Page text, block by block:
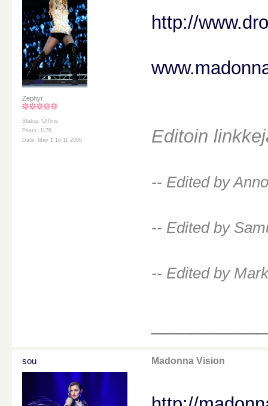
Zephyr
Status: Offline
Posts: 1176
Date: May 1 16:11 2006
http://
Editoin
-- Edited by
-- Edited by
-- Edited by
sou Madonna Vision